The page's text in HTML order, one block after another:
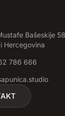
Bašeskije
Hercegovina
786 666